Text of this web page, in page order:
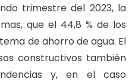
trimestre del 2023, la
que el 44,8 % de los
de ahorro de agua. El
constructivos también
y, en el caso